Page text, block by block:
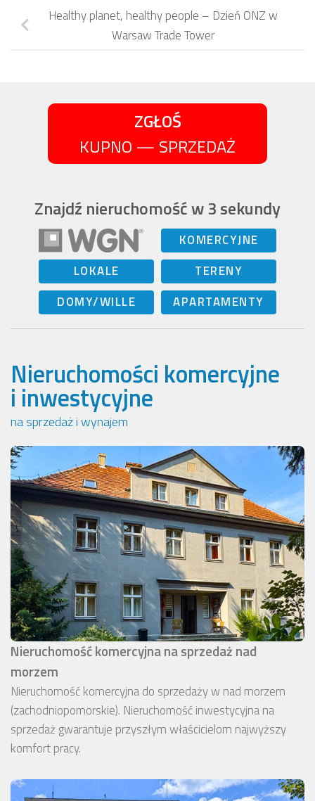
Healthy planet, healthy people – Dzień ONZ w
Warsaw Trade Tower
ZGŁOŚ
KUPNO — SPRZEDAŻ
Znajdź nieruchomość w 3 sekundy
KOMERCYJNE
LOKALE
TERENY
DOMY/WILLE
APARTAMENTY
Nieruchomości komercyjne
i inwestycyjne
na sprzedaż i wynajem
Nieruchomość komercyjna na sprzedaż nad
morzem
Nieruchomość komercyjna do sprzedaży w nad morzem
(zachodniopomorskie). Nieruchomość inwestycyjna na
sprzedaż gwarantuje przyszłym właścicielom najwyższy
komfort pracy.